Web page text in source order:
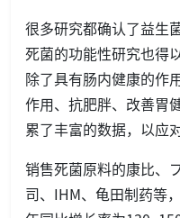
很多研究都确认了益生
死菌的功能性研究也得
除了具有肠内健康的作
作用、抗肥胖、改善胃
累了丰富的数据，以应
销售死菌原料的康比、
司、IHM、龟田制药等